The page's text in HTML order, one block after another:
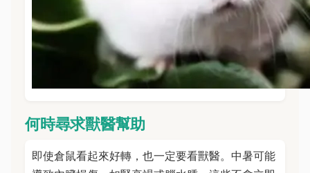
何時尋求獸醫幫助
即使倉鼠看起來好轉，也一定要看獸醫。中暑可能